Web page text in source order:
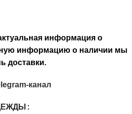
информация о
информацию о наличии мы
доставки.
канал